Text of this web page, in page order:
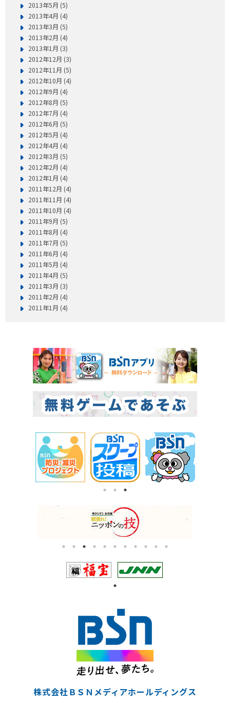
2013年5月 (5)
2013年4月 (4)
2013年3月 (5)
2013年2月 (4)
2013年1月 (3)
2012年12月 (3)
2012年11月 (5)
2012年10月 (4)
2012年9月 (4)
2012年8月 (5)
2012年7月 (4)
2012年6月 (5)
2012年5月 (4)
2012年4月 (4)
2012年3月 (5)
2012年2月 (4)
2012年1月 (4)
2011年12月 (4)
2011年11月 (4)
2011年10月 (4)
2011年9月 (5)
2011年8月 (4)
2011年7月 (5)
2011年6月 (4)
2011年5月 (4)
2011年4月 (5)
2011年3月 (3)
2011年2月 (4)
2011年1月 (4)
株式会社ＢＳＮメディアホールディングス